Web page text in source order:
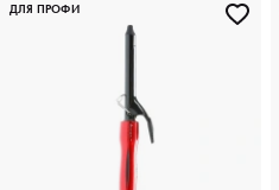
ДЛЯ ПРОФИ